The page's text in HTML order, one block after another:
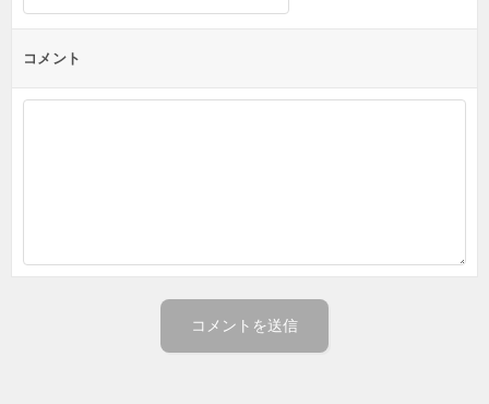
ョ
ンコメント